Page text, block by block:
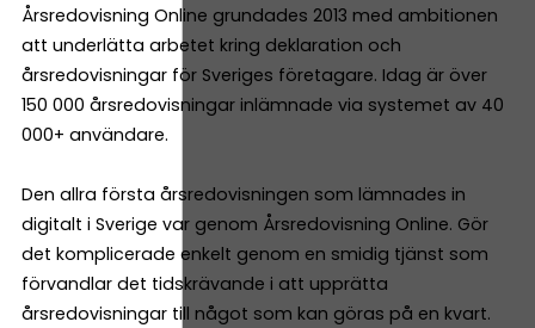
Årsredovisning Online grundades 2013 med ambitionen
att underlätta arbetet kring deklaration och
årsredovisningar för Sveriges företagare. Idag är över
150 000 årsredovisningar inlämnade via systemet av 40
000+ användare.
Den allra första årsredovisningen som lämnades in
digitalt i Sverige var genom Årsredovisning Online. Gör
det komplicerade enkelt genom en smidig tjänst som
förvandlar det tidskrävande i att upprätta
årsredovisningar till något som kan göras på en kvart.